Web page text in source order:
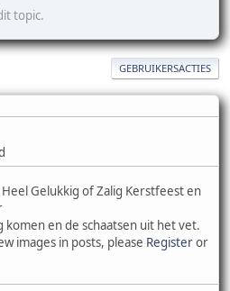
topic.
GEBRUIKERSACTIES
Gelukkig of Zalig Kerstfeest en
komen en de schaatsen uit het vet.
images in posts, please Registeror